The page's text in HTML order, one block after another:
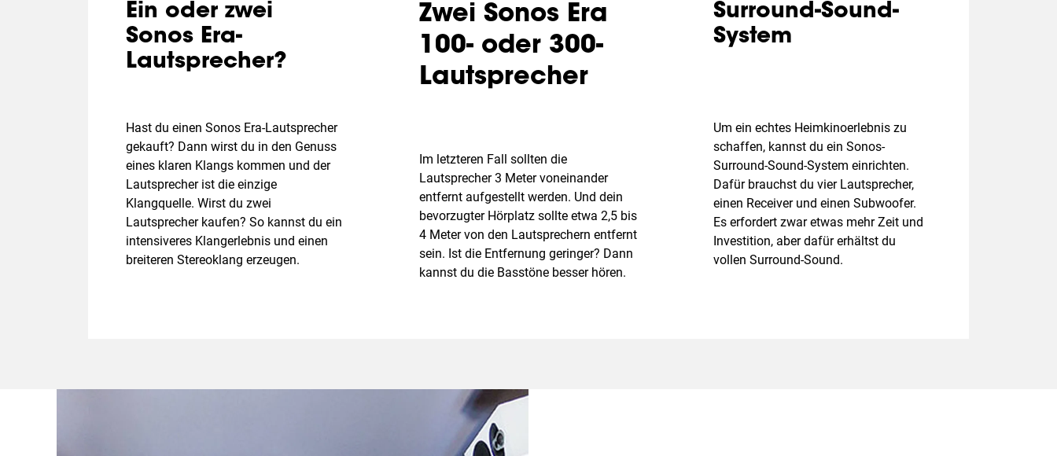
Ein oder zwei
Sonos Era-
Lautsprecher?
Hast du einen Sonos Era-Lautsprecher
gekauft? Dann wirst du in den Genuss
eines klaren Klangs kommen und der
Lautsprecher ist die einzige
Klangquelle. Wirst du zwei
Lautsprecher kaufen? So kannst du ein
intensiveres Klangerlebnis und einen
breiteren Stereoklang erzeugen.
Zwei Sonos Era
100- oder 300-
Lautsprecher
Im letzteren Fall sollten die
Lautsprecher 3 Meter voneinander
entfernt aufgestellt werden. Und dein
bevorzugter Hörplatz sollte etwa 2,5 bis
4 Meter von den Lautsprechern entfernt
sein. Ist die Entfernung geringer? Dann
kannst du die Basstöne besser hören.
Surround-Sound-
System
Um ein echtes Heimkinoerlebnis zu
schaffen, kannst du ein Sonos-
Surround-Sound-System einrichten.
Dafür brauchst du vier Lautsprecher,
einen Receiver und einen Subwoofer.
Es erfordert zwar etwas mehr Zeit und
Investition, aber dafür erhältst du
vollen Surround-Sound.